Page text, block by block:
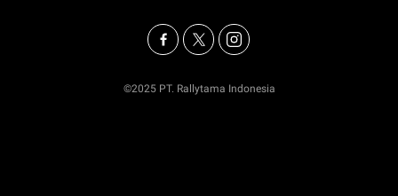
©2025 PT. Rallytama Indonesia